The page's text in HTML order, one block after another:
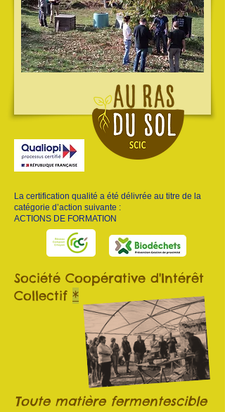
La certification qualité a été délivrée au titre de la
catégorie d’action suivante :
ACTIONS DE FORMATION
Société Coopérative d'Intérêt
Collectif *
Toute matière fermentescible